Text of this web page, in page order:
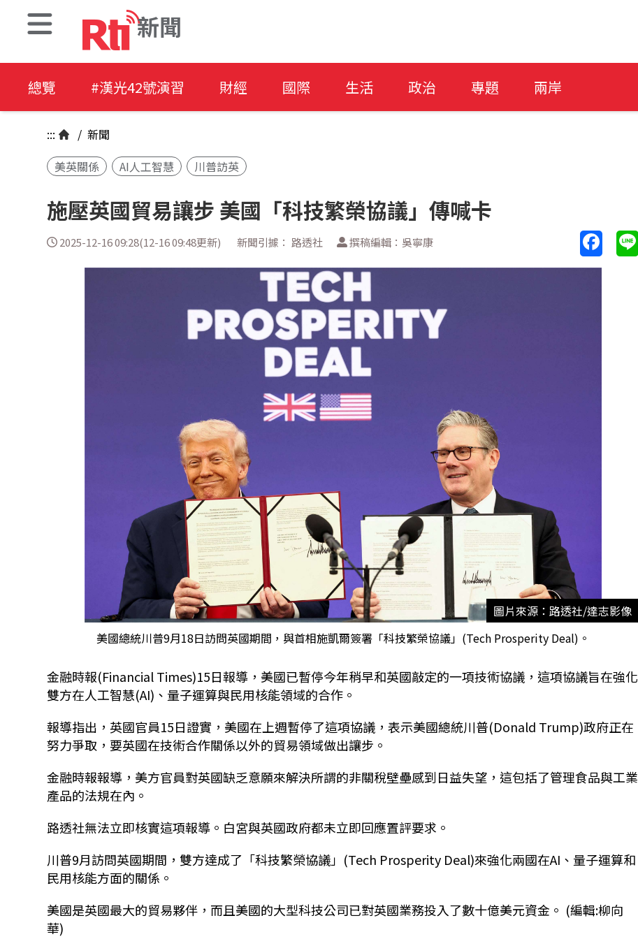
新聞
總覽 #漢光42號演習 財經 國際 生活 政治 專題 兩岸
::: / 新聞
美英關係
AI人工智慧 川普訪英
施壓英國貿易讓步 美國「科技繁榮協議」傳喊卡
2025-12-16 09:28(12-16 09:48更新) 新聞引據： 路透社 撰稿編輯：吳寧康
圖片來源：路透社/達志影像
美國總統川普9月18日訪問英國期間，與首相施凱爾簽署「科技繁榮協議」(Tech Prosperity Deal)。
金融時報(Financial Times)15日報導，美國已暫停今年稍早和英國敲定的一項技術協議，這項協議旨在強化
雙方在人工智慧(AI)、量子運算與民用核能領域的合作。
報導指出，英國官員15日證實，美國在上週暫停了這項協議，表示美國總統川普(Donald Trump)政府正在
努力爭取，要英國在技術合作關係以外的貿易領域做出讓步。
金融時報報導，美方官員對英國缺乏意願來解決所謂的非關稅壁壘感到日益失望，這包括了管理食品與工業
產品的法規在內。
路透社無法立即核實這項報導。白宮與英國政府都未立即回應置評要求。
川普9月訪問英國期間，雙方達成了「科技繁榮協議」(Tech Prosperity Deal)來強化兩國在AI、量子運算和
民用核能方面的關係。
美國是英國最大的貿易夥伴，而且美國的大型科技公司已對英國業務投入了數十億美元資金。 (編輯:柳向
華)